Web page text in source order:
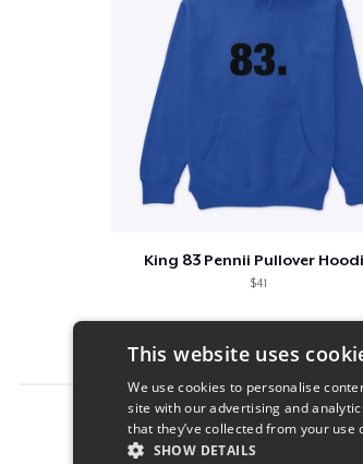
King 83 Pennii Pullover
$41
Report this product
This website uses
We use cookies to personalise
site with our advertising and
that they’ve collected from your use
SHOW DETAILS